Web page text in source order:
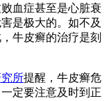
血症甚至是心脏衰
是极大的。如不及
牛皮癣的治疗是刻
所提醒，牛皮癣危
定要注意及时到正